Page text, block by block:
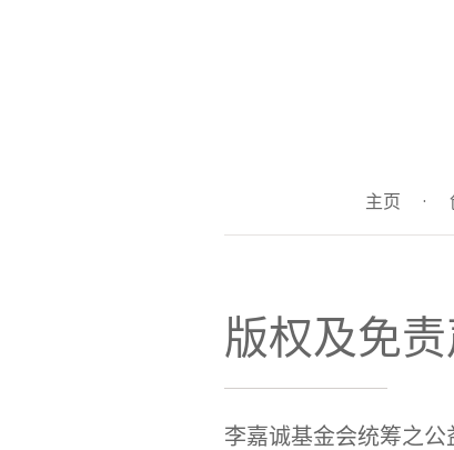
主页 ·
版权及免责
李嘉诚基金会统筹之